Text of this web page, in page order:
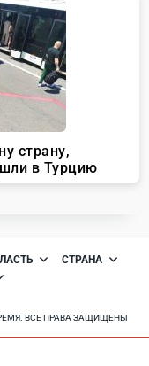
СТРАНА
ВСЕ ПРАВА ЗАЩИЩЕНЫ